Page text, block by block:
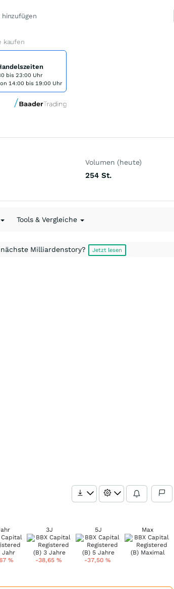
hinzufügen
kaufen
bis 23:00 Uhr
14:00 bis 19:00 Uhr
Volumen (heute)
254 St.
Tools & Vergleiche
Milliardenstory? Jetzt lesen
%
3J
-38,65 %
5J
-37,50 %
Max